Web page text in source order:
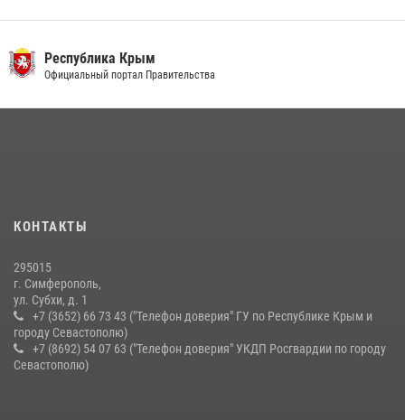
Росгвардейцы Крыма и Севастополя отметили День Крещения Руси
Республика Крым
Официальный портал Правительства
КОНТАКТЫ
295015
г. Симферополь,
ул. Субхи, д. 1
+7 (3652) 66 73 43 ("Телефон доверия" ГУ по Республике Крым и
городу Севастополю)
+7 (8692) 54 07 63 ("Телефон доверия" УКДП Росгвардии по городу
Севастополю)